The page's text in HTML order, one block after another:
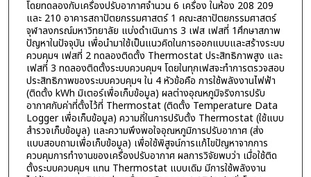
โดยทดลองกับเครื่องปรับอากาศจำนวน 6 เครื่อง ในห้อง 208 209
และ 210 อาคารสถาปัตยกรรมศาสตร์ 1 คณะสถาปัตยกรรมศาสตร์
จุฬาลงกรณ์มหาวิทยาลัย แบ่งดำเนินการ 3 เฟส เฟสที่ 1ศึกษาสภาพ
ปัญหาในปัจจุบัน เพื่อนำมาใช้เป็นแนวคิดในการออกแบบและสร้างระบบ
ควบคุมฯ เฟสที่ 2 ทดลองติดตั้ง Thermostat ประสิทธิภาพสูง และ
เฟสที่ 3 ทดลองติดตั้งระบบควบคุมฯ โดยในทุกเฟสจะทำการตรวจสอบ
ประสิทธิภาพของระบบควบคุมฯ ใน 4 หัวข้อคือ การใช้พลังงานไฟฟ้า
(ติดตั้ง kWh มิเตอร์เพื่อเก็บข้อมูล) ผลต่างอุณหภูมิจริงการปรับ
อากาศกับค่าที่ตั้งไว้ที่ Thermostat (ติดตั้ง Temperature Data
Logger เพื่อเก็บข้อมูล) ความถี่ในการปรับตั้ง Thermostat (ใช้แบบ
สำรวจเก็บข้อมูล) และความพึงพอใจอุณหภูมิการปรับอากาศ (ส่ง
แบบสอบถามเพื่อเก็บข้อมูล) เพื่อใช้พิสูจน์การแก้ไขปัญหาจากการ
ควบคุมการทำงานของเครื่องปรับอากาศ ผลการวิจัยพบว่า เมื่อใช้ติด
ตั้งระบบควบคุมฯ แทน Thermostat แบบเดิม มีการใช้พลังงาน